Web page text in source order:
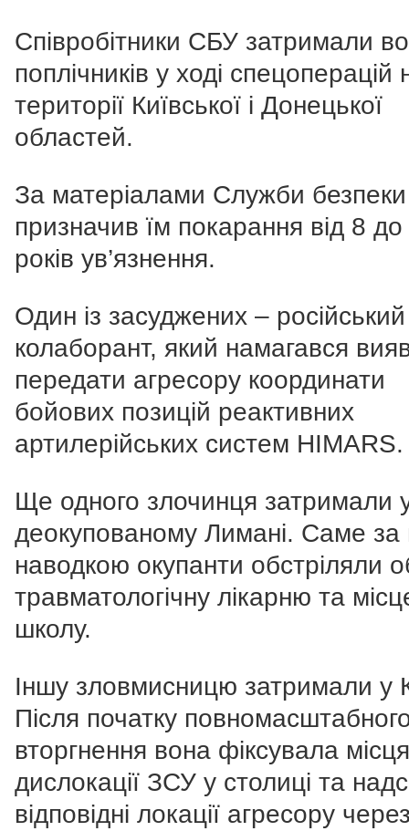
Співробітники СБУ затримали
поплічників у ході спецоперацій
території Київської і Донецької
областей.
За матеріалами Служби
призначив їм покарання від 8
років ув’язнення.
Один із засуджених – російський
колаборант, який намагався
передати агресору координати
бойових позицій реактивних
артилерійських систем HIMARS.
Ще одного злочинця затримали
деокупованому Лимані. Саме за
наводкою окупанти обстріляли
травматологічну лікарню та
школу.
Іншу зловмисницю затримали у
Після початку
вторгнення вона фіксувала місця
дислокації ЗСУ у столиці та
відповідні локації агресору